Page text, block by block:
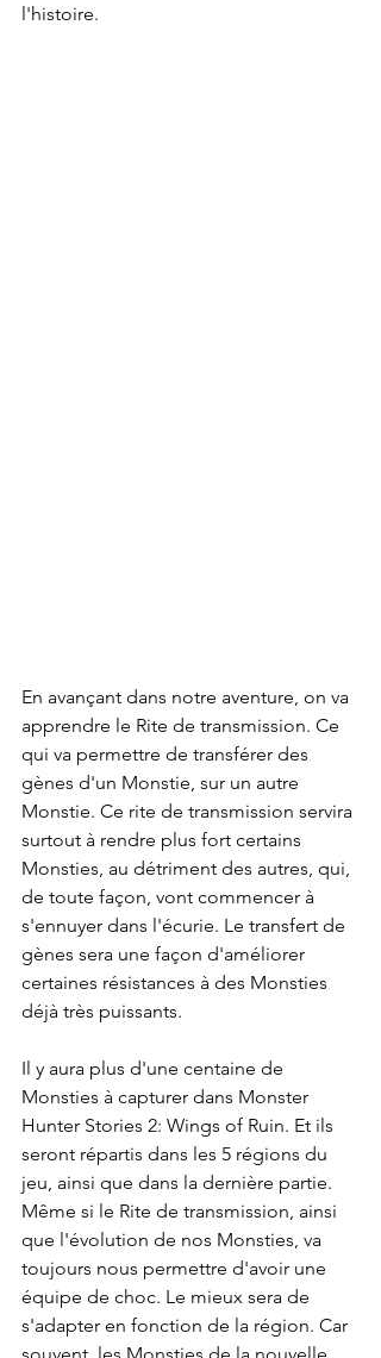
l'histoire.
En avançant dans notre aventure, on va
apprendre le Rite de transmission. Ce
qui va permettre de transférer des
gènes d'un Monstie, sur un autre
Monstie. Ce rite de transmission servira
surtout à rendre plus fort certains
Monsties, au détriment des autres, qui,
de toute façon, vont commencer à
s'ennuyer dans l'écurie. Le transfert de
gènes sera une façon d'améliorer
certaines résistances à des Monsties
déjà très puissants.
Il y aura plus d'une centaine de
Monsties à capturer dans Monster
Hunter Stories 2: Wings of Ruin. Et ils
seront répartis dans les 5 régions du
jeu, ainsi que dans la dernière partie.
Même si le Rite de transmission, ainsi
que l'évolution de nos Monsties, va
toujours nous permettre d'avoir une
équipe de choc. Le mieux sera de
s'adapter en fonction de la région. Car